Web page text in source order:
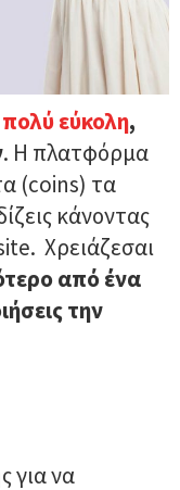
εύκολη,
. Η πλατφόρμα
(coins) τα
κάνοντας
Χρειάζεσαι
από ένα
την
για να